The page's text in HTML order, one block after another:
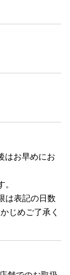
はお早めにお
は表記の日数
じめご了承く